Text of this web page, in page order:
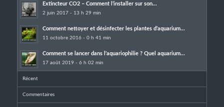
Extincteur CO2 – Comment l’installer sur son...
2 juin 2017 - 13 h 29 min
Comment nettoyer et désinfecter les plantes d’aquarium...
11 octobre 2016 - 0 h 41 min
Comment se lancer dans l’aquariophilie ? Quel aquarium...
17 août 2019 - 6 h 02 min
Récent
Commentaires